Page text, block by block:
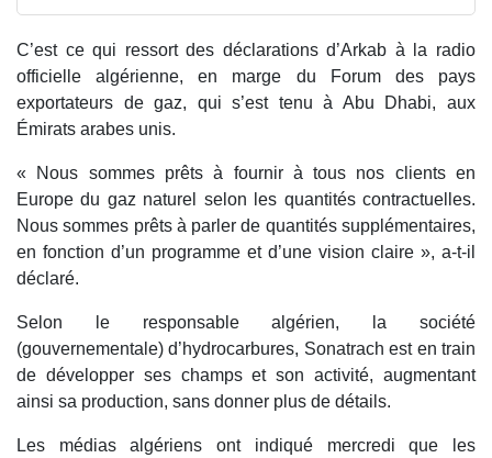
C’est ce qui ressort des déclarations d’Arkab à la radio
officielle algérienne, en marge du Forum des pays
exportateurs de gaz, qui s’est tenu à Abu Dhabi, aux
Émirats arabes unis.
« Nous sommes prêts à fournir à tous nos clients en
Europe du gaz naturel selon les quantités contractuelles.
Nous sommes prêts à parler de quantités supplémentaires,
en fonction d’un programme et d’une vision claire », a-t-il
déclaré.
Selon le responsable algérien, la société
(gouvernementale) d’hydrocarbures, Sonatrach est en train
de développer ses champs et son activité, augmentant
ainsi sa production, sans donner plus de détails.
Les médias algériens ont indiqué mercredi que les